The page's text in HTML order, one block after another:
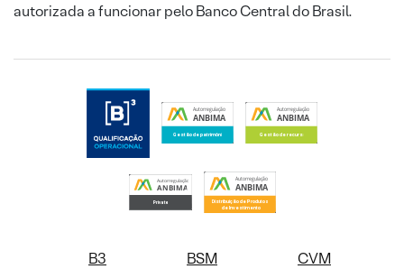
autorizada a funcionar pelo Banco Central do Brasil.
B3 BSM
CVM